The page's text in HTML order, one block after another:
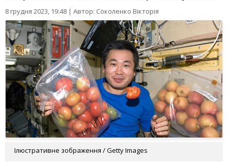
8 грудня 2023, 19:48 | Автор: Соколенко Вікторія
Ілюстративне зображення / Getty Images